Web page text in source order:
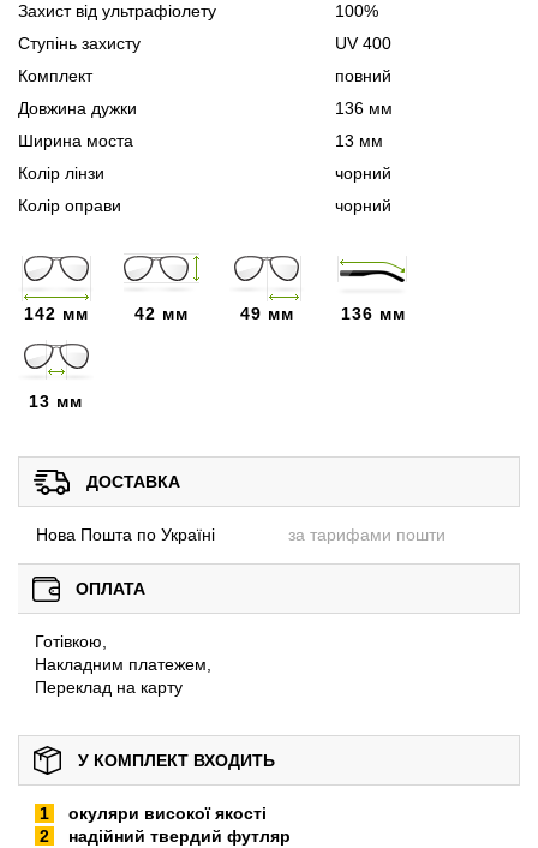
Захист від ультрафіолету
100%
Ступінь захисту
UV 400
Комплект
повний
Довжина дужки
136 мм
Ширина моста
13 мм
Колір лінзи
чорний
Колір оправи
чорний
142 мм 42 мм 49 мм 136 мм
13 мм
ДОСТАВКА
Нова Пошта по Україні за тарифами пошти
ОПЛАТА
Готівкою,
Накладним платежем,
Переклад на карту
У КОМПЛЕКТ ВХОДИТЬ
окуляри високої якості
надійний твердий футляр